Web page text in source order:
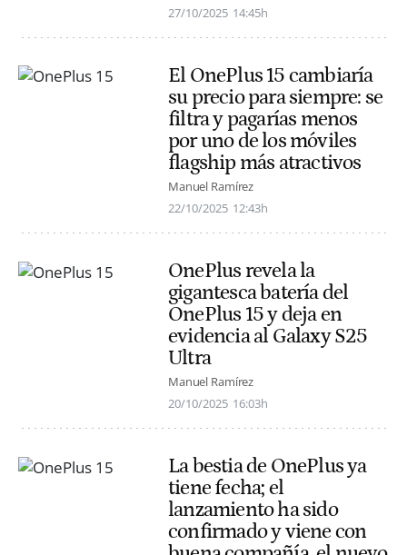
27/10/2025 14:45h
El OnePlus 15 cambiaría
su precio para siempre: se
filtra y pagarías menos
por uno de los móviles
flagship más atractivos
Manuel Ramírez
22/10/2025 12:43h
OnePlus revela la
gigantesca batería del
OnePlus 15 y deja en
evidencia al Galaxy S25
Ultra
Manuel Ramírez
20/10/2025 16:03h
La bestia de OnePlus ya
tiene fecha; el
lanzamiento ha sido
confirmado y viene con